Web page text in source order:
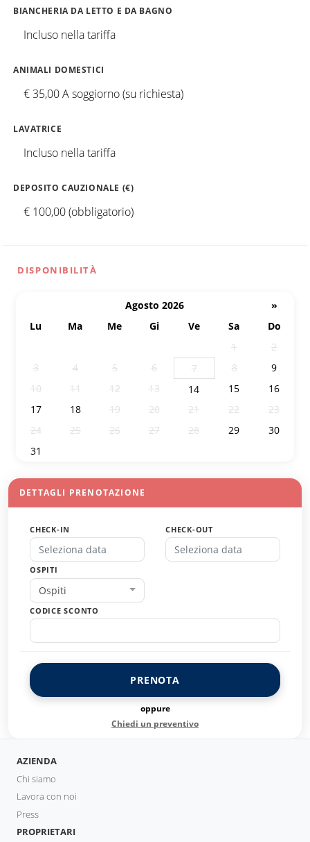
BIANCHERIA DA LETTO E DA BAGNO
Incluso nella tariffa
ANIMALI DOMESTICI
€ 35,00 A soggiorno (su richiesta)
LAVATRICE
Incluso nella tariffa
DEPOSITO CAUZIONALE (€)
€ 100,00 (obbligatorio)
DISPONIBILITÀ
Agosto 2026
»
Lu
Ma Me Gi Ve Sa
Do
1
2
3
4 5 6 7 8
9
10
11 12 13 14 15
16
17
18 19 20 21 22
23
24
25 26 27 28 29
30
31
DETTAGLI PRENOTAZIONE
CHECK-IN CHECK-OUT
OSPITI
Ospiti
CODICE SCONTO
PRENOTA
oppure
Chiedi un preventivo
AZIENDA
Chi siamo
Lavora con noi
Press
PROPRIETARI